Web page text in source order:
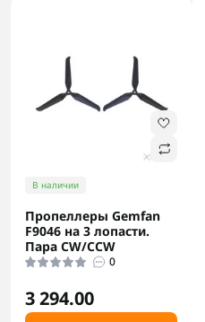
В наличии
Пропеллеры Gemfan
F9046 на 3 лопасти.
Пара CW/CCW
0
3 294.00